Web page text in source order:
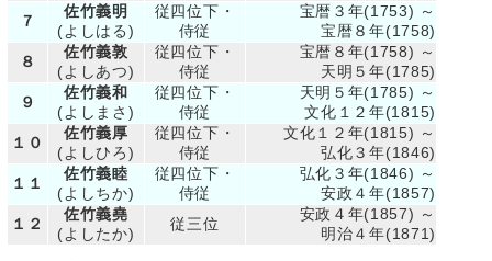
７
佐竹義明
(よしはる)
従四位下・
侍従
宝暦３年(1753) ～
宝暦８年(1758)
８
佐竹義敦
(よしあつ)
従四位下・
侍従
宝暦８年(1758) ～
天明５年(1785)
９
佐竹義和
(よしまさ)
従四位下・
侍従
天明５年(1785) ～
文化１２年(1815)
１０
佐竹義厚
(よしひろ)
従四位下・
侍従
文化１２年(1815) ～
弘化３年(1846)
１１
佐竹義睦
(よしちか)
従四位下・
侍従
弘化３年(1846) ～
安政４年(1857)
１２
佐竹義堯
(よしたか)
従三位
安政４年(1857) ～
明治４年(1871)